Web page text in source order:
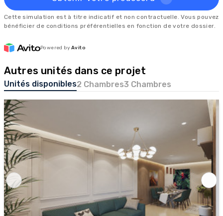
Cette simulation est à titre indicatif et non contractuelle. Vous pouvez
bénéficier de conditions préférentielles en fonction de votre dossier.
Powered by Avito
Autres unités dans ce projet
Unités disponibles2 Chambres3 Chambres